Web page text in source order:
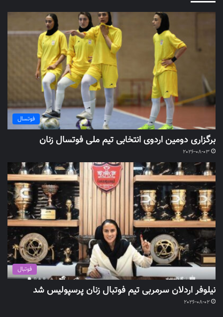
فوتسال
برگزاری دومین اردوی انتخابی تیم ملی فوتسال زنان
2026-08-03
فوتبال
نیلوفر اردلان سرمربی تیم فوتبال زنان پرسپولیس شد
2026-08-02